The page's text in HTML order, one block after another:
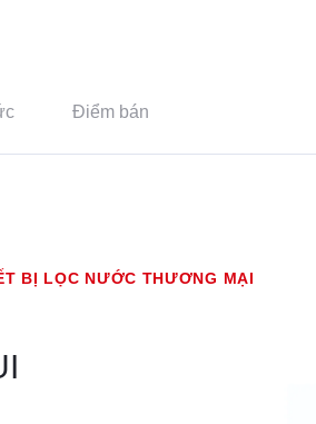
Điểm bán
BỊ LỌC NƯỚC THƯƠNG MẠI